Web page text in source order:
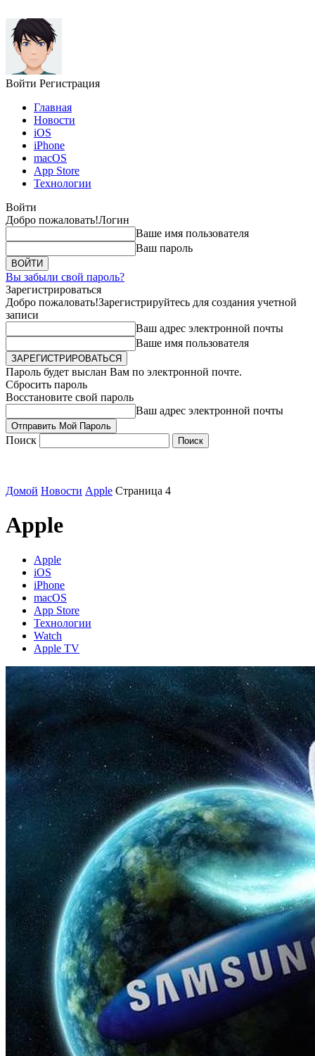
Войти Регистрация
Главная
Новости
iOS
iPhone
macOS
App Store
Технологии
Войти
Добро пожаловать!Логин
Ваше имя пользователя
Ваш пароль
Вы забыли свой пароль?
Зарегистрироваться
Добро пожаловать!Зарегистрируйтесь для создания учетной
записи
Ваш адрес электронной почты
Ваше имя пользователя
Пароль будет выслан Вам по электронной почте.
Сбросить пароль
Восстановите свой пароль
Ваш адрес электронной почты
Поиск
Домой Новости Apple Страница 4
Apple
Apple
iOS
iPhone
macOS
App Store
Технологии
Watch
Apple TV